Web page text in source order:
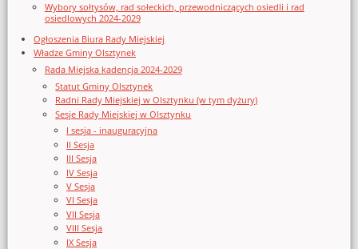
Wybory sołtysów, rad sołeckich, przewodniczących osiedli i rad
osiedlowych 2024-2029
Ogłoszenia Biura Rady Miejskiej
Władze Gminy Olsztynek
Rada Miejska kadencja 2024-2029
Statut Gminy Olsztynek
Radni Rady Miejskiej w Olsztynku (w tym dyżury)
Sesje Rady Miejskiej w Olsztynku
I sesja - inauguracyjna
II Sesja
III Sesja
IV Sesja
V Sesja
VI Sesja
VII Sesja
VIII Sesja
IX Sesja